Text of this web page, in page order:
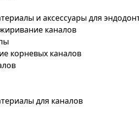
и аксессуары для
каналов
корневых каналов
для каналов